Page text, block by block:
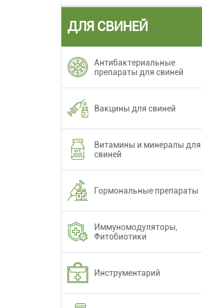
ДЛЯ СВИНЕЙ
Антибактериальные
препараты для свиней
Вакцины для свиней
Витамины и минералы для
свиней
Гормональные препараты
Иммуномодуляторы,
Фитобиотики
Инструментарий